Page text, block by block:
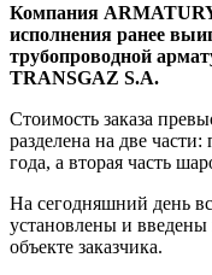
Компания
исполнения ранее
трубопроводной
TRANSGAZ S.A.
Стоимость заказа
разделена на две
года, а вторая часть
На сегодняшний день
установлены и введены
объекте заказчика.